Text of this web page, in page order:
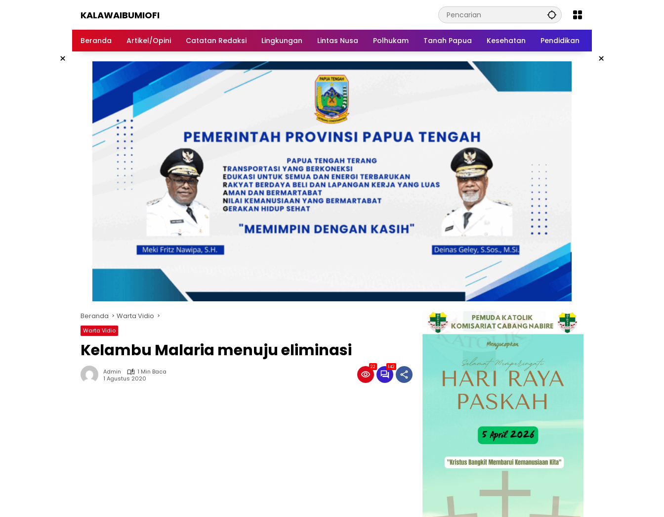
KALAWAIBUMIOFI
Dari
Beranda Artikel/Opini Catatan Redaksi Lingkungan Lintas Nusa Polhukam Tanah Papua Kesehatan Pendidikan
× ×
Beranda Warta Vidio
Warta Vidio
Kelambu Malaria menuju eliminasi
Admin
1 Min Baca
1 Agustus 2020
22 142